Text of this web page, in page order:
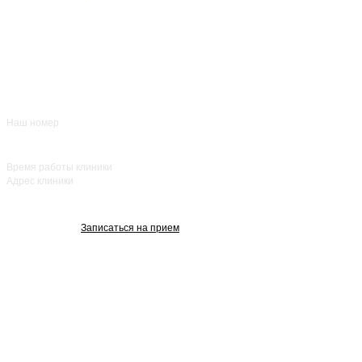
Наш номер
Время работы клиники
Адрес клиники
Записаться на прием